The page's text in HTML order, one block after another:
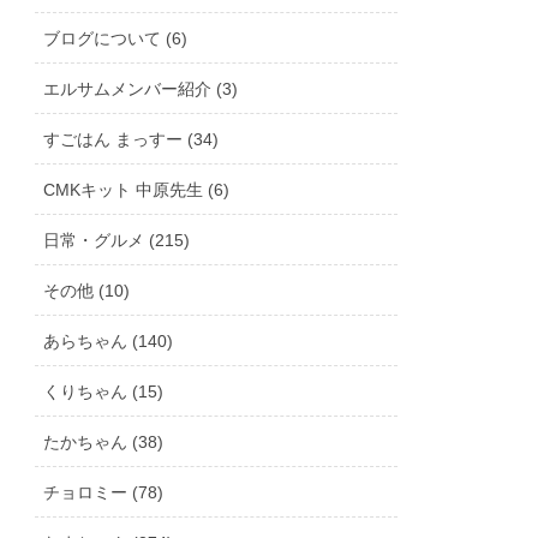
ブログについて (6)
エルサムメンバー紹介 (3)
すごはん まっすー (34)
CMKキット 中原先生 (6)
日常・グルメ (215)
その他 (10)
あらちゃん (140)
くりちゃん (15)
たかちゃん (38)
チョロミー (78)